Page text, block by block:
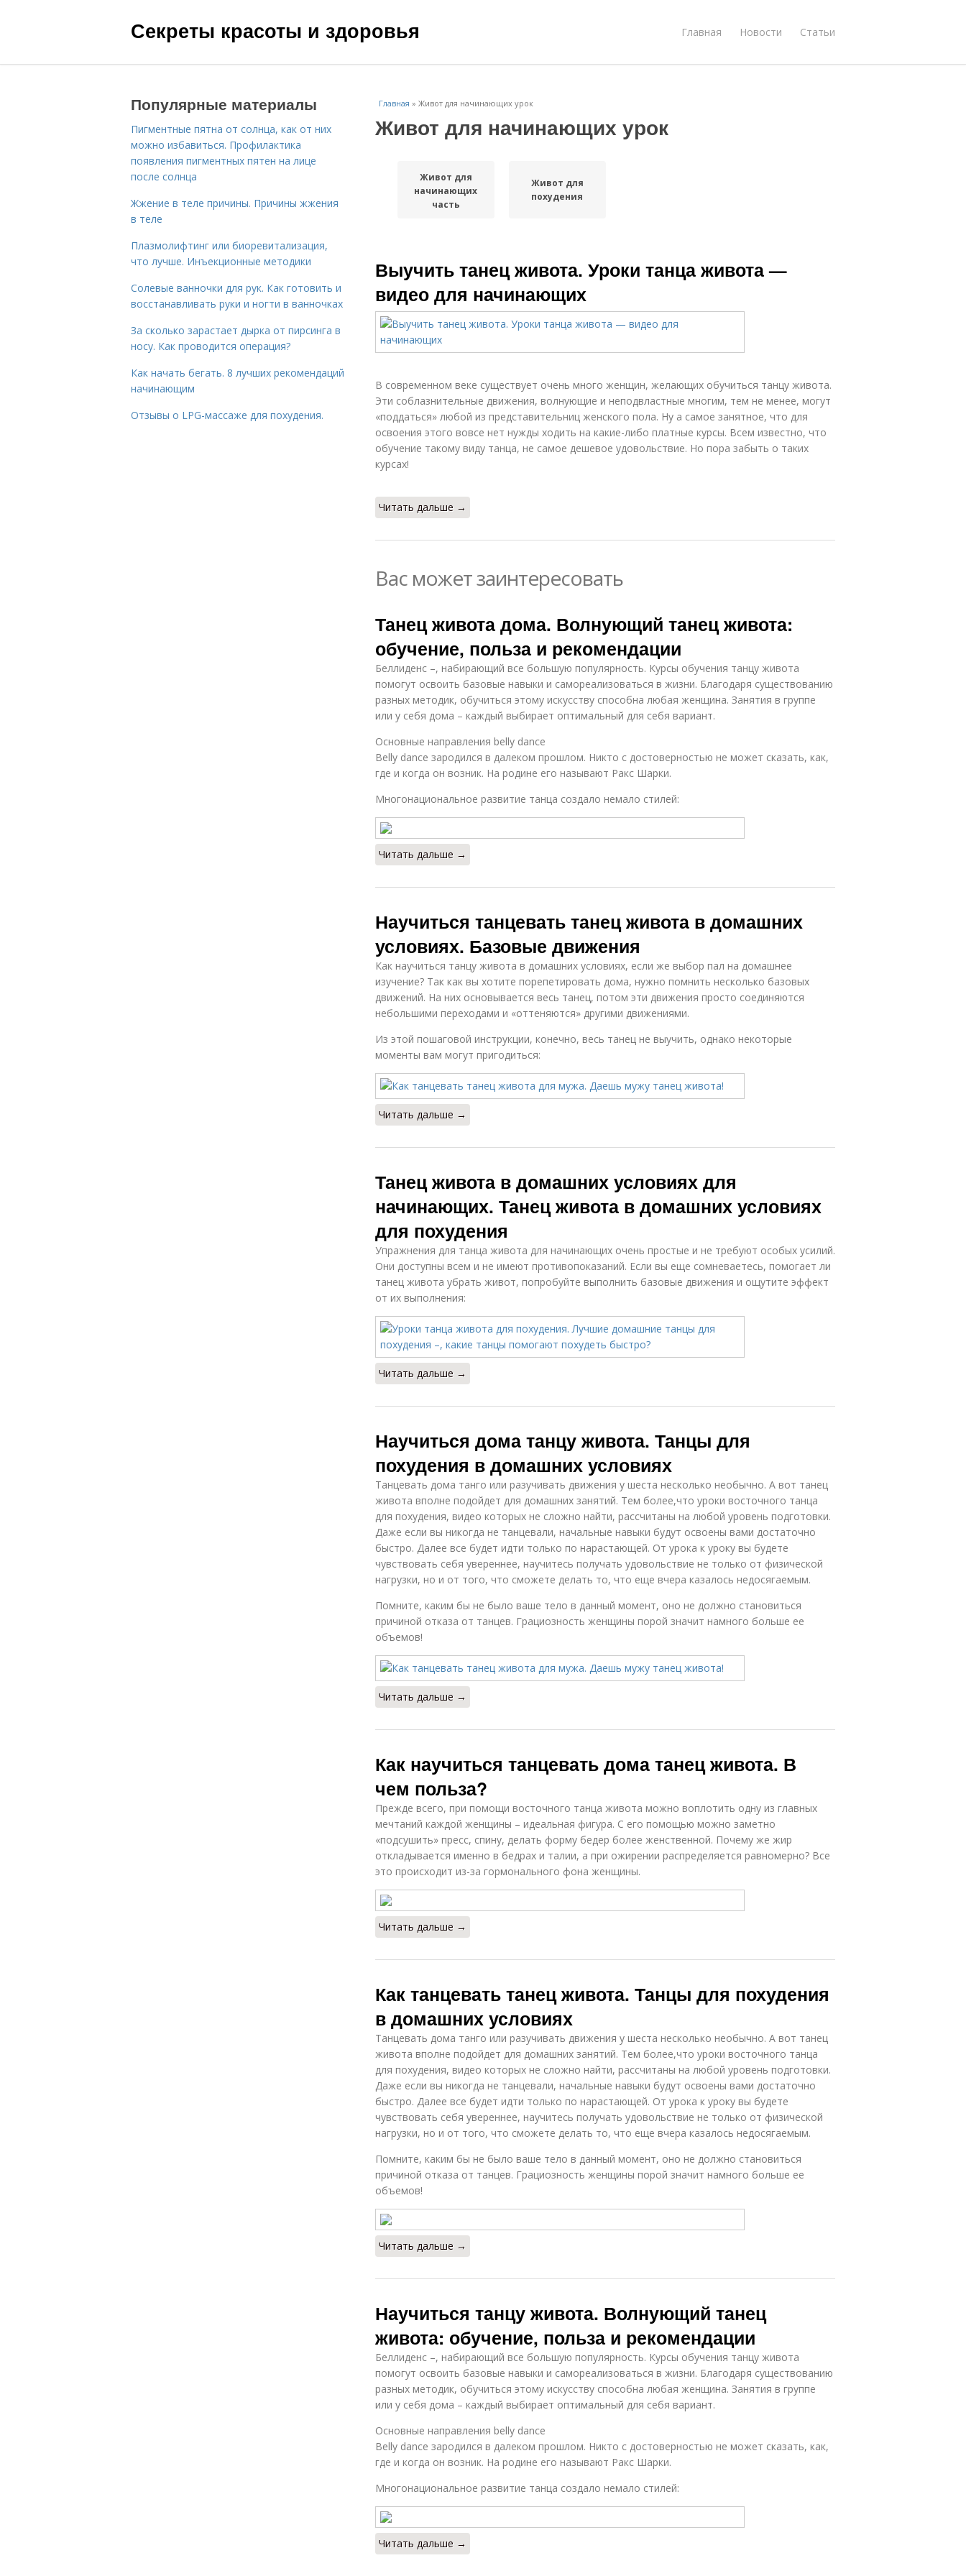
Секреты красоты и здоровья Главная Новости Статьи
Главная » Живот для начинающих урок
Живот для начинающих урок
Живот для
начинающих
часть
Живот для
похудения
Выучить танец живота. Уроки танца живота —
видео для начинающих
В современном веке существует очень много женщин, желающих обучиться танцу живота.
Эти соблазнительные движения, волнующие и неподвластные многим, тем не менее, могут
«поддаться» любой из представительниц женского пола. Ну а самое занятное, что для
освоения этого вовсе нет нужды ходить на какие-либо платные курсы. Всем известно, что
обучение такому виду танца, не самое дешевое удовольствие. Но пора забыть о таких
курсах!
Читать дальше →
Вас может заинтересовать
Танец живота дома. Волнующий танец живота:
обучение, польза и рекомендации
Беллиденс –, набирающий все большую популярность. Курсы обучения танцу живота
помогут освоить базовые навыки и самореализоваться в жизни. Благодаря существованию
разных методик, обучиться этому искусству способна любая женщина. Занятия в группе
или у себя дома – каждый выбирает оптимальный для себя вариант.
Основные направления belly dance
Belly dance зародился в далеком прошлом. Никто с достоверностью не может сказать, как,
где и когда он возник. На родине его называют Ракс Шарки.
Многонациональное развитие танца создало немало стилей:
Читать дальше →
Научиться танцевать танец живота в домашних
условиях. Базовые движения
Как научиться танцу живота в домашних условиях, если же выбор пал на домашнее
изучение? Так как вы хотите порепетировать дома, нужно помнить несколько базовых
движений. На них основывается весь танец, потом эти движения просто соединяются
небольшими переходами и «оттеняются» другими движениями.
Из этой пошаговой инструкции, конечно, весь танец не выучить, однако некоторые
моменты вам могут пригодиться:
Читать дальше →
Танец живота в домашних условиях для
начинающих. Танец живота в домашних условиях
для похудения
Упражнения для танца живота для начинающих очень простые и не требуют особых усилий.
Они доступны всем и не имеют противопоказаний. Если вы еще сомневаетесь, помогает ли
танец живота убрать живот, попробуйте выполнить базовые движения и ощутите эффект
от их выполнения:
Читать дальше →
Научиться дома танцу живота. Танцы для
похудения в домашних условиях
Танцевать дома танго или разучивать движения у шеста несколько необычно. А вот танец
живота вполне подойдет для домашних занятий. Тем более,что уроки восточного танца
для похудения, видео которых не сложно найти, рассчитаны на любой уровень подготовки.
Даже если вы никогда не танцевали, начальные навыки будут освоены вами достаточно
быстро. Далее все будет идти только по нарастающей. От урока к уроку вы будете
чувствовать себя увереннее, научитесь получать удовольствие не только от физической
нагрузки, но и от того, что сможете делать то, что еще вчера казалось недосягаемым.
Помните, каким бы не было ваше тело в данный момент, оно не должно становиться
причиной отказа от танцев. Грациозность женщины порой значит намного больше ее
объемов!
Читать дальше →
Как научиться танцевать дома танец живота. В
чем польза?
Прежде всего, при помощи восточного танца живота можно воплотить одну из главных
мечтаний каждой женщины – идеальная фигура. С его помощью можно заметно
«подсушить» пресс, спину, делать форму бедер более женственной. Почему же жир
откладывается именно в бедрах и талии, а при ожирении распределяется равномерно? Все
это происходит из-за гормонального фона женщины.
Читать дальше →
Как танцевать танец живота. Танцы для похудения
в домашних условиях
Танцевать дома танго или разучивать движения у шеста несколько необычно. А вот танец
живота вполне подойдет для домашних занятий. Тем более,что уроки восточного танца
для похудения, видео которых не сложно найти, рассчитаны на любой уровень подготовки.
Даже если вы никогда не танцевали, начальные навыки будут освоены вами достаточно
быстро. Далее все будет идти только по нарастающей. От урока к уроку вы будете
чувствовать себя увереннее, научитесь получать удовольствие не только от физической
нагрузки, но и от того, что сможете делать то, что еще вчера казалось недосягаемым.
Помните, каким бы не было ваше тело в данный момент, оно не должно становиться
причиной отказа от танцев. Грациозность женщины порой значит намного больше ее
объемов!
Читать дальше →
Научиться танцу живота. Волнующий танец
живота: обучение, польза и рекомендации
Беллиденс –, набирающий все большую популярность. Курсы обучения танцу живота
помогут освоить базовые навыки и самореализоваться в жизни. Благодаря существованию
разных методик, обучиться этому искусству способна любая женщина. Занятия в группе
или у себя дома – каждый выбирает оптимальный для себя вариант.
Основные направления belly dance
Belly dance зародился в далеком прошлом. Никто с достоверностью не может сказать, как,
где и когда он возник. На родине его называют Ракс Шарки.
Многонациональное развитие танца создало немало стилей:
Читать дальше →
Популярные материалы
Пигментные пятна от солнца, как от них
можно избавиться. Профилактика
появления пигментных пятен на лице
после солнца
Жжение в теле причины. Причины жжения
в теле
Плазмолифтинг или биоревитализация,
что лучше. Инъекционные методики
Солевые ванночки для рук. Как готовить и
восстанавливать руки и ногти в ванночках
За сколько зарастает дырка от пирсинга в
носу. Как проводится операция?
Как начать бегать. 8 лучших рекомендаций
начинающим
Отзывы о LPG-массаже для похудения.